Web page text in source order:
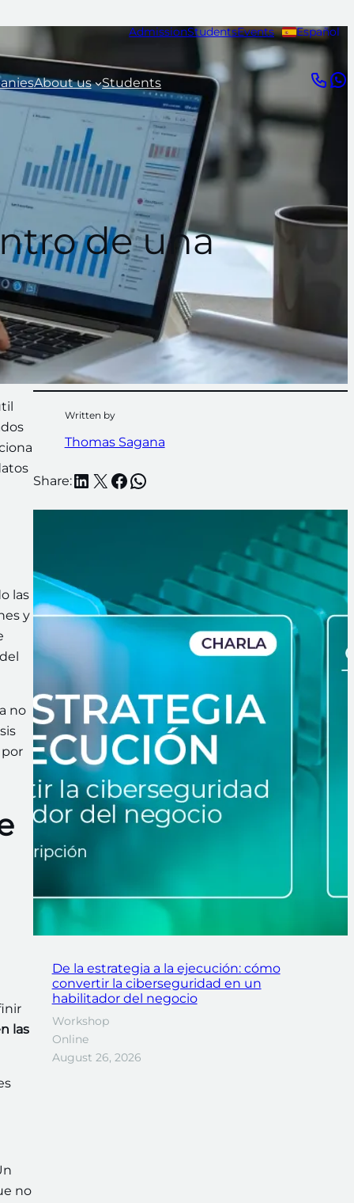
AdmissionStudentsEvents Español
About us Students
de una
las
y
no
las
no
Written by
Thomas Sagana
Share:LinkedIn
X Facebook
WhatsApp
De la estrategia a la ejecución: cómo
convertir la ciberseguridad en un
habilitador del negocio
Workshop
Online
August 26, 2026